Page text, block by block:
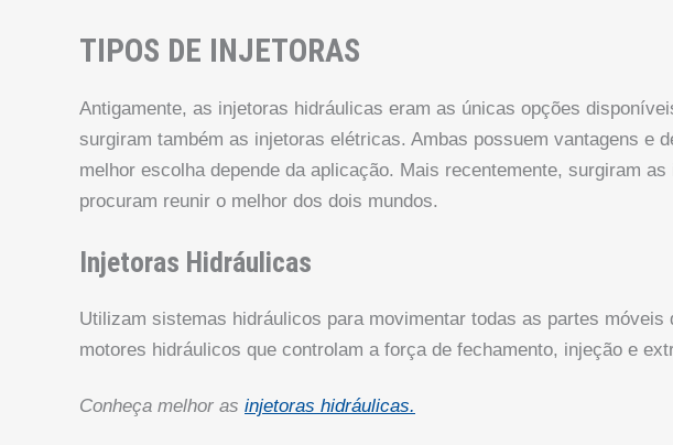
TIPOS DE INJETORAS
Antigamente, as injetoras hidráulicas eram as únicas opções
surgiram também as injetoras elétricas. Ambas possuem vantagens e
melhor escolha depende da aplicação. Mais recentemente, surgiram
procuram reunir o melhor dos dois mundos.
Injetoras Hidráulicas
Utilizam sistemas hidráulicos para movimentar todas as partes móveis
motores hidráulicos que controlam a força de fechamento, injeção e
Conheça melhor as injetoras hidráulicas.